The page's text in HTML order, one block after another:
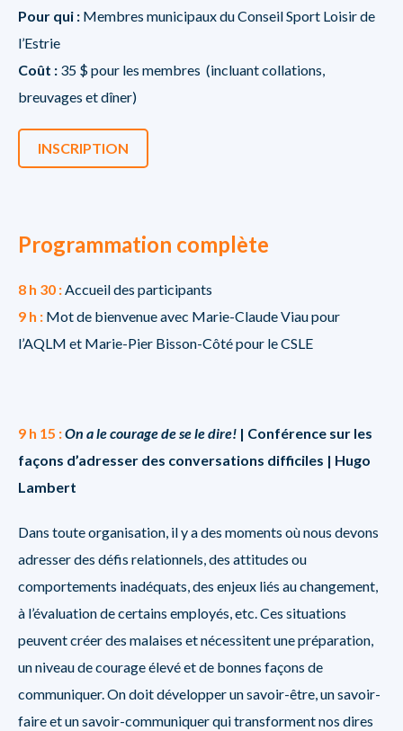
Pour qui : Membres municipaux du Conseil Sport Loisir de
l’Estrie
Coût : 35 $ pour les membres (incluant collations,
breuvages et dîner)
INSCRIPTION
Programmation complète
8 h 30 :Accueil des participants
9 h : Mot de bienvenue avec Marie-Claude Viau pour
l’AQLM et Marie-Pier Bisson-Côté pour le CSLE
9 h 15 :On a le courage de se le dire! | Conférence sur les
façons d’adresser des conversations difficiles | Hugo
Lambert
Dans toute organisation, il y a des moments où nous devons
adresser des défis relationnels, des attitudes ou
comportements inadéquats, des enjeux liés au changement,
à l’évaluation de certains employés, etc. Ces situations
peuvent créer des malaises et nécessitent une préparation,
un niveau de courage élevé et de bonnes façons de
communiquer. On doit développer un savoir-être, un savoir-
faire et un savoir-communiquer qui transforment nos dires